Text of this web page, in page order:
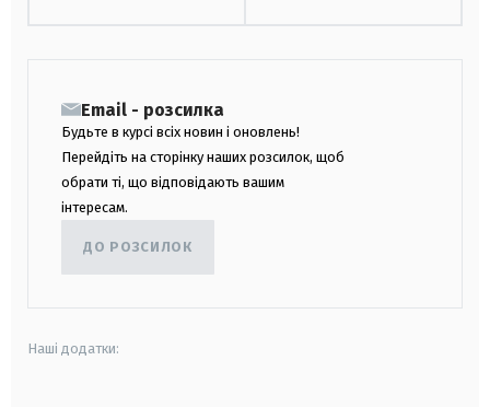
Email - розсилка
Будьте в курсі всіх новин і оновлень!
Перейдіть на сторінку наших розсилок, щоб
обрати ті, що відповідають вашим
інтересам.
ДО РОЗСИЛОК
Наші додатки: